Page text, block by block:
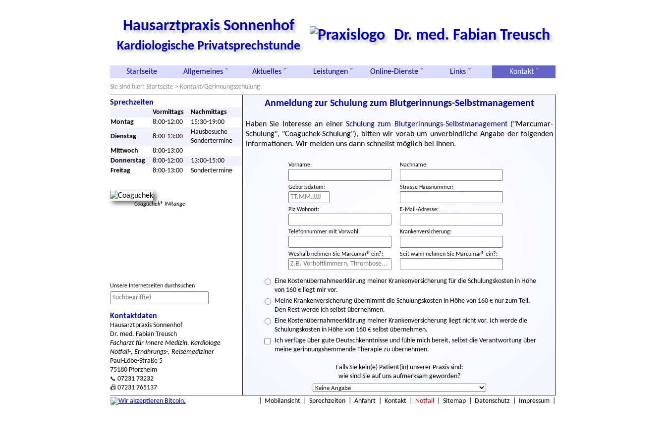
Hausarztpraxis Sonnenhof
Kardiologische Privatsprechstunde
Dr. med. Fabian Treusch
Startseite Allgemeines ˇ Aktuelles ˇ Leistungen ˇ Online-Dienste ˇ Links ˇ Kontakt ˇ
Sie sind hier: Startseite > Kontakt/Gerinnungsschulung
Sprechzeiten
Vormittags
Nachmittags
Montag
8:00-12:00
15:30-19:00
Dienstag
8:00-13:00
Hausbesuche
Sondertermine
Mittwoch
8:00-13:00
Donnerstag
8:00-12:00
13:00-15:00
Freitag
8:00-13:00 Sondertermine
Coaguchek® INRange
Unsere Internetseiten durchsuchen
Kontaktdaten
Hausarztpraxis Sonnenhof
Dr. med. Fabian Treusch
Facharzt für Innere Medizin, Kardiologe
Notfall-, Ernährungs-, Reisemediziner
Paul-Löbe-Straße 5
75180 Pforzheim
📞 07231 73232
📠 07231 765137
Anmeldung zur Schulung zum Blutgerinnungs-Selbstmanagement
Haben Sie Interesse an einer Schulung zum Blutgerinnungs-Selbstmanagement("Marcumar-
Schulung", "Coaguchek-Schulung"), bitten wir vorab um unverbindliche Angabe der folgenden
Informationen. Wir melden uns dann schnellst möglich bei Ihnen.
Vorname: Nachname:
Geburtsdatum: Strasse Hausnummer:
Plz Wohnort: E-Mail-Adresse:
Telefonnummer mit Vorwahl: Krankenversicherung:
Weshalb nehmen Sie Marcumar® ein?: Seit wann nehmen Sie Marcumar® ein?:
Eine Kostenübernahmeerklärung meiner Krankenversicherung für die Schulungskosten in Höhe
von 160 € liegt mir vor.
Meine Krankenversicherung übernimmt die Schulungskosten in Höhe von 160 € nur zum Teil.
Den Rest werde ich selbst übernehmen.
Eine Kostenübernahmeerklärung meiner Krankenversicherung liegt nicht vor. Ich werde die
Schulungskosten in Höhe von 160 € selbst übernehmen.
Ich verfüge über gute Deutschkenntnisse und fühle mich bereit, selbst die Verantwortung über
meine gerinnungshemmende Therapie zu übernehmen.
Falls Sie kein(e) Patient(in) unserer Praxis sind:
wie sind Sie auf uns aufmerksam geworden?
Mobilansicht Sprechzeiten Anfahrt Kontakt Notfall Sitemap Datenschutz Impressum